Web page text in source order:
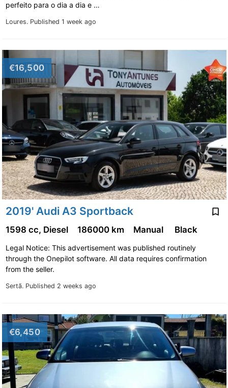
Loures. Published 1 week ago
perfeito para o dia a dia e …
€16,500
2019' Audi A3 Sportback
Sertã. Published 2 weeks ago
1598 cc, Diesel 186000 km Manual Black
Legal Notice: This advertisement was published routinely
through the Onepilot software. All data requires confirmation
from the seller.
€6,450